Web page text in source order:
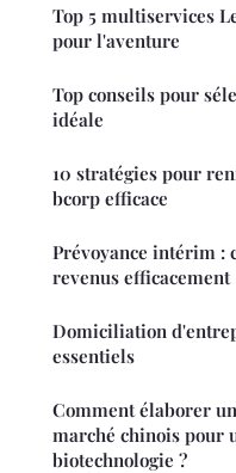
Top 5 multiservices
pour l'aventure
Top conseils pour
idéale
10 stratégies pour
bcorp efficace
Prévoyance intérim :
revenus efficacement
Domiciliation
essentiels
Comment élaborer
marché chinois pour
biotechnologie ?